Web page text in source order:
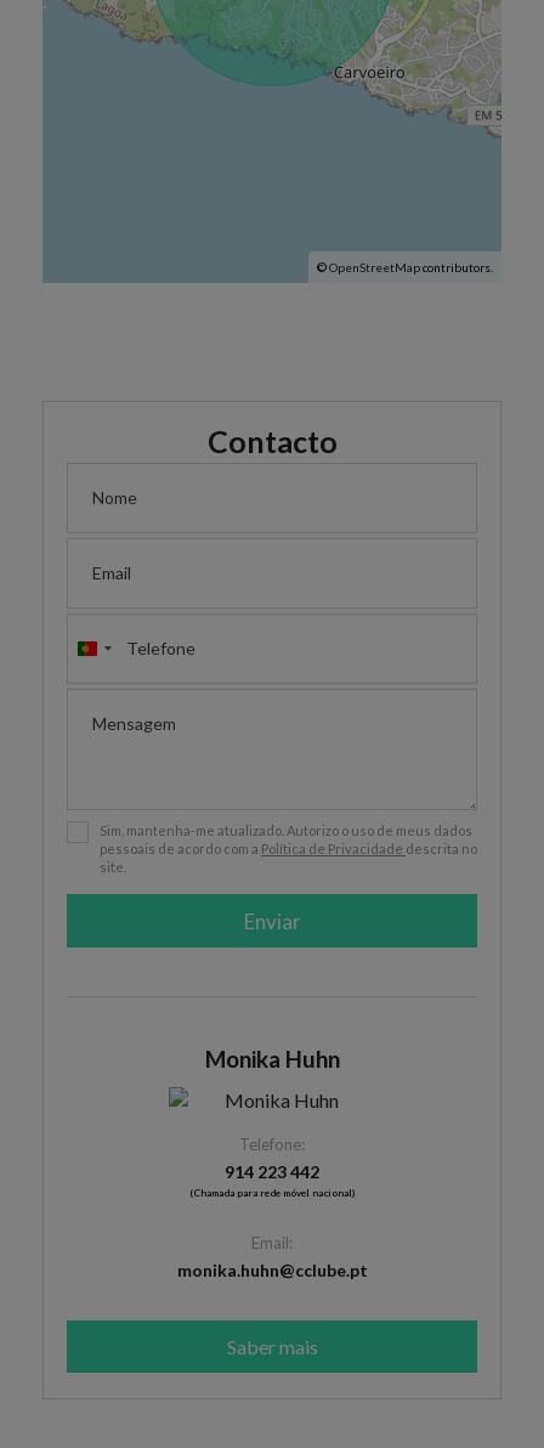
©OpenStreetMapcontributors.
Contacto
Portugal
Sim, mantenha-me atualizado. Autorizo o uso de meus dados
pessoais de acordo com a Política de Privacidade descrita no
site.
Enviar
Monika Huhn
Telefone:
914 223 442
(Chamada para rede móvel nacional)
Email:
monika.huhn@cclube.pt
Saber mais